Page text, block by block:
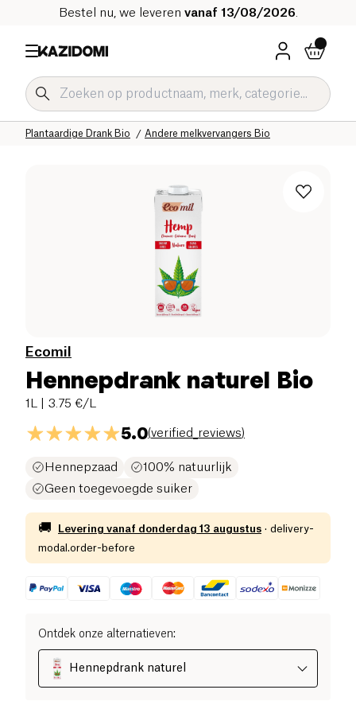
Bestel nu, we leveren vanaf 13/08/2026
Andere melkvervangers Bio
Plantaardige Drank Bio
Dranken Bio
Onze biologische catalogus
Home
Ecomil
Hennepdrank naturel Bio
1L | 3.75 €/L
5.0(verified_reviews)
Hennepzaad
100% natuurlijk
Geen toegevoegde suiker
🚚 Levering vanaf donderdag 13 augustus · delivery-
modal.order-before
Ontdek onze alternatieven:
Hennepdrank naturel